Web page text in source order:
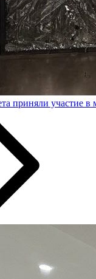
приняли участие в